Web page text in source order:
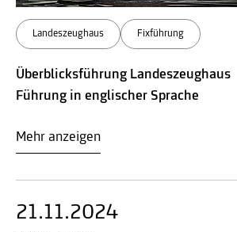
Landeszeughaus Fixführung
Überblicksführung Landeszeughaus
Führung in englischer Sprache
Mehr anzeigen
21.11.2024